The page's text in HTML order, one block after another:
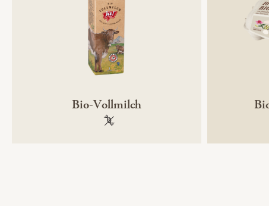
Bio-Vollmilch
100 % gentechnikfrei